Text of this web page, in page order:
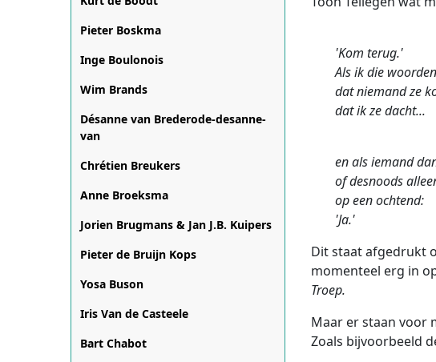
'Kom terug.'
Als ik die
dat niemand ze
dat ik ze dacht...
en als iemand
of desnoods
op een ochtend:
'Ja.'
Dit staat afgedrukt
momenteel erg in
Troep.
Maar er staan voor
Zoals bijvoorbeeld
Pieter Boskma
Inge Boulonois
Wim Brands
Désanne van Brederode-desanne-
van
Chrétien Breukers
Anne Broeksma
Jorien Brugmans & Jan J.B. Kuipers
Pieter de Bruijn Kops
Yosa Buson
Iris Van de Casteele
Bart Chabot